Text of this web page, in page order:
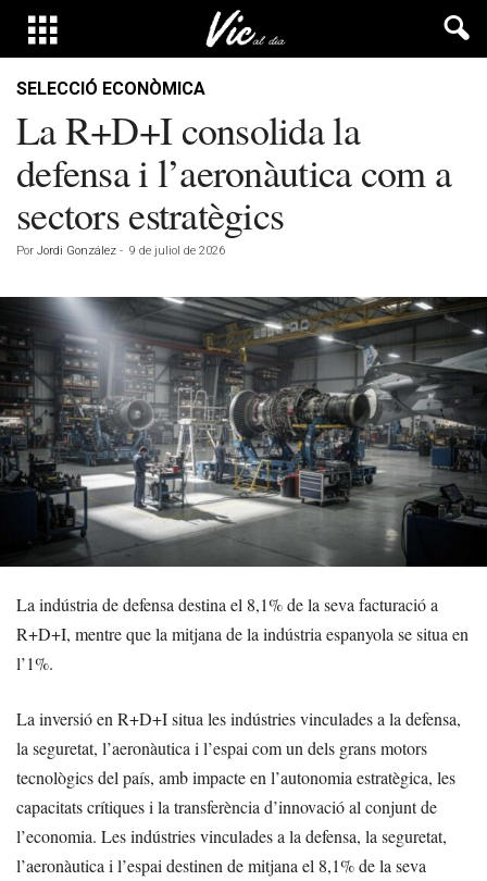
SELECCIÓ ECONÒMICA
La R+D+I consolida la
defensa i l’aeronàutica com a
sectors estratègics
Por Jordi González - 9 de juliol de 2026
La indústria de defensa destina el 8,1% de la seva facturació a
R+D+I, mentre que la mitjana de la indústria espanyola se situa en
l’1%.
La inversió en R+D+I situa les indústries vinculades a la defensa,
la seguretat, l’aeronàutica i l’espai com un dels grans motors
tecnològics del país, amb impacte en l’autonomia estratègica, les
capacitats crítiques i la transferència d’innovació al conjunt de
l’economia. Les indústries vinculades a la defensa, la seguretat,
l’aeronàutica i l’espai destinen de mitjana el 8,1% de la seva